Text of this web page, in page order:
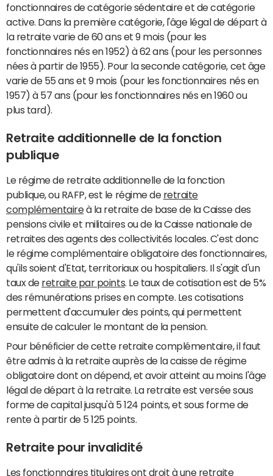
fonctionnaires de catégorie sédentaire et de catégorie
active. Dans la première catégorie, l'âge légal de départ à
la retraite varie de 60 ans et 9 mois (pour les
fonctionnaires nés en 1952) à 62 ans (pour les personnes
nées à partir de 1955). Pour la seconde catégorie, cet âge
varie de 55 ans et 9 mois (pour les fonctionnaires nés en
1957) à 57 ans (pour les fonctionnaires nés en 1960 ou
plus tard).
Retraite additionnelle de la fonction
publique
Le régime de retraite additionnelle de la fonction
publique, ou RAFP, est le régime de retraite
complémentaireà la retraite de base de la Caisse des
pensions civile et militaires ou de la Caisse nationale de
retraites des agents des collectivités locales. C'est donc
le régime complémentaire obligatoire des fonctionnaires,
qu'ils soient d'Etat, territoriaux ou hospitaliers. Il s'agit d'un
taux de retraite par points . Le taux de cotisation est de 5%
des rémunérations prises en compte. Les cotisations
permettent d'accumuler des points, qui permettent
ensuite de calculer le montant de la pension.
Pour bénéficier de cette retraite complémentaire, il faut
être admis à la retraite auprès de la caisse de régime
obligatoire dont on dépend, et avoir atteint au moins l'âge
légal de départ à la retraite. La retraite est versée sous
forme de capital jusqu'à 5 124 points, et sous forme de
rente à partir de 5 125 points.
Retraite pour invalidité
Les fonctionnaires titulaires ont droit à une retraite